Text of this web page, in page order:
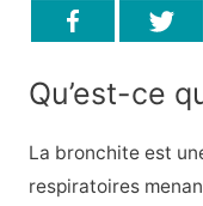
Qu’est-ce
La bronchite est
respiratoires